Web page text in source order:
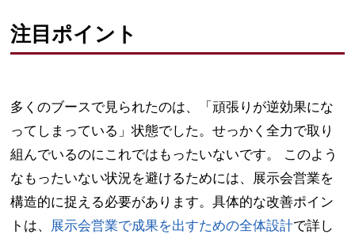
注目ポイント
多くのブースで見られたのは、「頑張りが逆効果にな
ってしまっている」状態でした。せっかく全力で取り
組んでいるのにこれではもったいないです。 このよう
なもったいない状況を避けるためには、展示会営業を
構造的に捉える必要があります。具体的な改善ポイン
トは、 展示会営業で成果を出すための全体設計で詳し